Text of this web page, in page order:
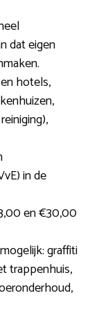
dat eigen
hotels,
in de
en €30,00
graffiti
trappenhuis,